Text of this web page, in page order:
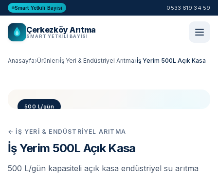
Smart Yetkili Bayisi 0533 619 34 59
Çerkezköy Arıtma
SMART YETKILI BAYISI
Anasayfa Ürünler İş Yeri & Endüstriyel Arıtma İş Yerim 500L Açık Kasa
500 L/gün
← İŞ YERI & ENDÜSTRIYEL ARITMA
İş Yerim 500L Açık Kasa
500 L/gün kapasiteli açık kasa endüstriyel su arıtma